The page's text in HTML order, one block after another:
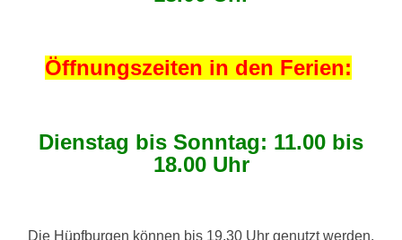
Öffnungszeiten in den Ferien:
Dienstag bis Sonntag: 11.00 bis
18.00 Uhr
Die Hüpfburgen können bis 19.30 Uhr genutzt werden.